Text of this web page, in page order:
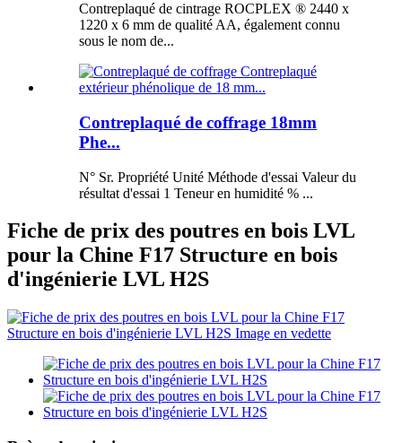
Contreplaqué de cintrage ROCPLEX ® 2440 x
1220 x 6 mm de qualité AA, également connu
sous le nom de...
Contreplaqué de coffrage 18mm
Phe...
N° Sr. Propriété Unité Méthode d'essai Valeur du
résultat d'essai 1 Teneur en humidité % ...
Fiche de prix des poutres en bois LVL
pour la Chine F17 Structure en bois
d'ingénierie LVL H2S